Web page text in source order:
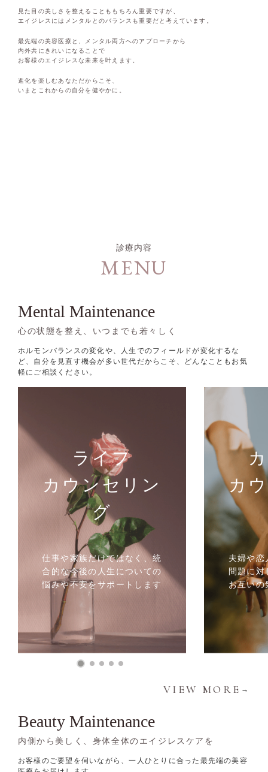
見た目の美しさを整えることももちろん重要ですが、
エイジレスにはメンタルとのバランスも重要だと考えています。
最先端の美容医療と、メンタル両方へのアプローチから
内外共にきれいになることで
お客様のエイジレスな未来を叶えます。
進化を楽しむあなただからこそ、
いまとこれからの自分を健やかに。
診療内容
MENU
Mental Maintenance
心の状態を整え、いつまでも若々しく
ホルモンバランスの変化や、人生でのフィールドが変化するな
ど、自分を見直す機会が多い世代だからこそ、どんなこともお気
軽にご相談ください。
ライフ
カウンセリン
グ
仕事や家族だけではなく、統
合的な今後の人生についての
悩みや不安をサポートします
カ
夫婦や恋
問題に
お互いの
VIEW MORE →
Beauty Maintenance
内側から美しく、身体全体のエイジレスケアを
お客様のご要望を伺いながら、一人ひとりに合った最先端の美容